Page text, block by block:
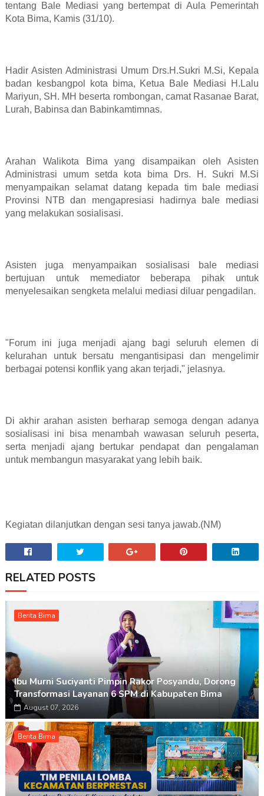
tentang Bale Mediasi yang bertempat di Aula Pemerintah
Kota Bima, Kamis (31/10).
Hadir Asisten Administrasi Umum Drs.H.Sukri M.Si, Kepala
badan kesbangpol kota bima, Ketua Bale Mediasi H.Lalu
Mariyun, SH. MH beserta rombongan, camat Rasanae Barat,
Lurah, Babinsa dan Babinkamtimnas.
Arahan Walikota Bima yang disampaikan oleh Asisten
Administrasi umum setda kota bima Drs. H. Sukri M.Si
menyampaikan selamat datang kepada tim bale mediasi
Provinsi NTB dan mengapresiasi hadirnya bale mediasi
yang melakukan sosialisasi.
Asisten juga menyampaikan sosialisasi bale mediasi
bertujuan untuk memediator beberapa pihak untuk
menyelesaikan sengketa melalui mediasi diluar pengadilan.
"Forum ini juga menjadi ajang bagi seluruh elemen di
kelurahan untuk bersatu mengantisipasi dan mengelimir
berbagai potensi konflik yang akan terjadi," jelasnya.
Di akhir arahan asisten berharap semoga dengan adanya
sosialisasi ini bisa menambah wawasan seluruh peserta,
serta menjadi ajang bertukar pendapat dan pengalaman
untuk membangun masyarakat yang lebih baik.
Kegiatan dilanjutkan dengan sesi tanya jawab.(NM)
RELATED POSTS
Berita Bima
Ibu Murni Suciyanti Pimpin Rakor Posyandu, Dorong
Transformasi Layanan 6 SPM di Kabupaten Bima
August 07, 2026
Berita Bima